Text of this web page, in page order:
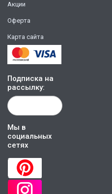
Акции
Оферта
Карта сайта
Подписка на
рассылку:
Мы в
социальных
сетях